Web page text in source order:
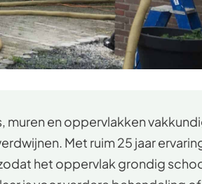
muren en oppervlakken
Met ruim 25 jaar
het oppervlak grondig